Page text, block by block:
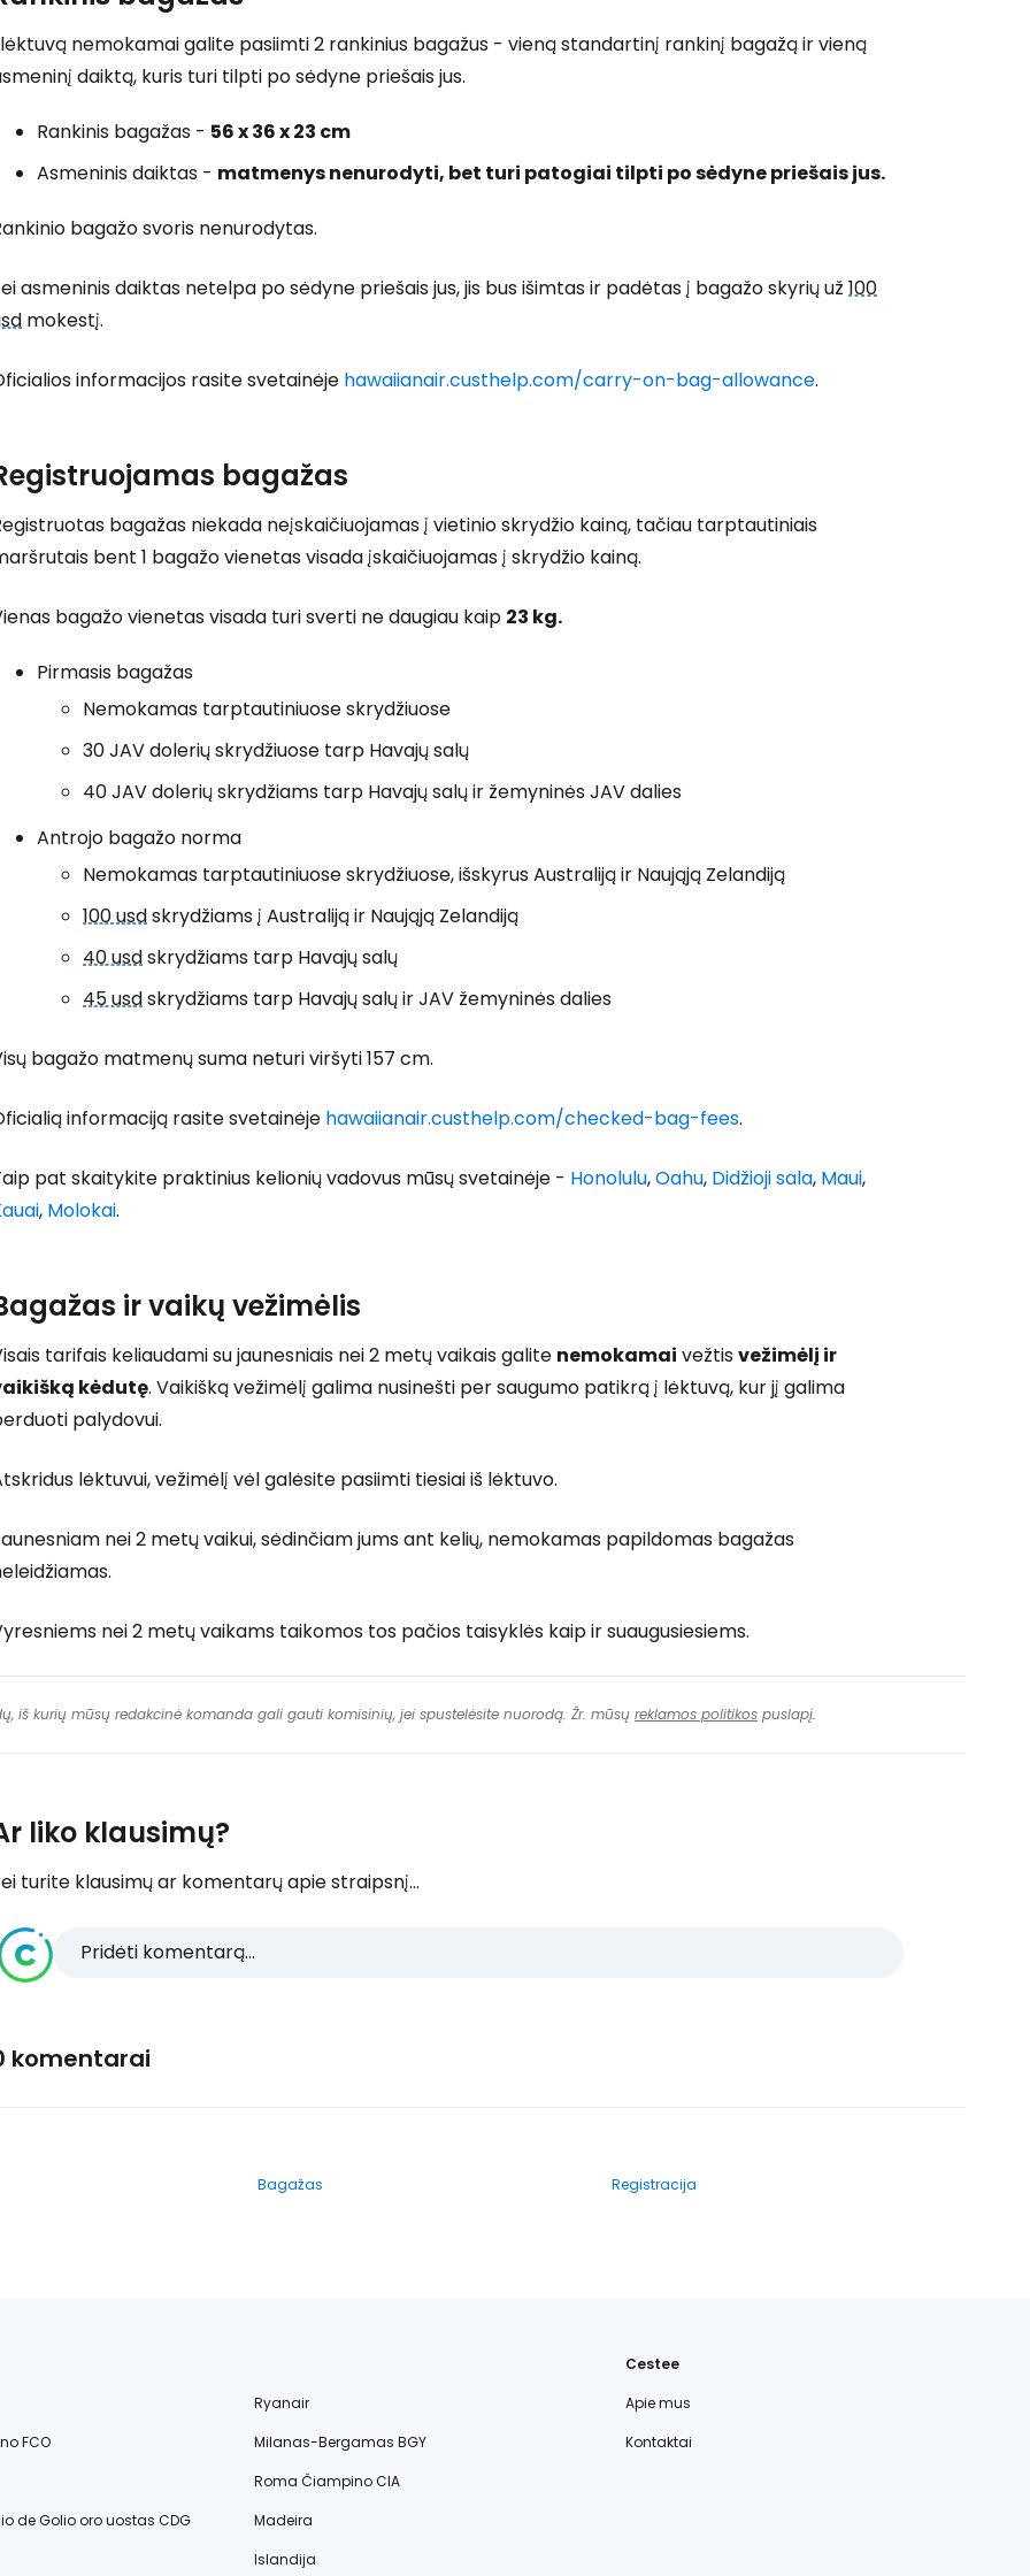
nemokamai galite pasiimti 2 rankinius bagažus - vieną standartinį rankinį bagažą ir vieną
daiktą, kuris turi tilpti po sėdyne priešais jus.
Rankinis bagažas - 56 x 36 x 23 cm
Asmeninis daiktas - matmenys nenurodyti, bet turi patogiai tilpti po sėdyne priešais jus.
bagažo svoris nenurodytas.
asmeninis daiktas netelpa po sėdyne priešais jus, jis bus išimtas ir padėtas į bagažo skyrių už 100
mokestį.
informacijos rasite svetainėje hawaiianair.custhelp.com/carry-on-bag-allowance.
bagažas
bagažas niekada neįskaičiuojamas į vietinio skrydžio kainą, tačiau tarptautiniais
bent 1 bagažo vienetas visada įskaičiuojamas į skrydžio kainą.
bagažo vienetas visada turi sverti ne daugiau kaip 23 kg.
Pirmasis bagažas
Nemokamas tarptautiniuose skrydžiuose
30 JAV dolerių skrydžiuose tarp Havajų salų
40 JAV dolerių skrydžiams tarp Havajų salų ir žemyninės JAV dalies
Antrojo bagažo norma
Nemokamas tarptautiniuose skrydžiuose, išskyrus Australiją ir Naująją Zelandiją
100 usdskrydžiams į Australiją ir Naująją Zelandiją
40 usdskrydžiams tarp Havajų salų
45 usdskrydžiams tarp Havajų salų ir JAV žemyninės dalies
bagažo matmenų suma neturi viršyti 157 cm.
informaciją rasite svetainėje hawaiianair.custhelp.com/checked-bag-fees.
pat skaitykite praktinius kelionių vadovus mūsų svetainėje - Honolulu,Oahu, Didžioji sala, Maui,
, Molokai.
ir vaikų vežimėlis
tarifais keliaudami su jaunesniais nei 2 metų vaikais galite nemokamai vežtisvežimėlį ir
kėdutę. Vaikišką vežimėlį galima nusinešti per saugumo patikrą į lėktuvą, kur jį galima
palydovui.
lėktuvui, vežimėlį vėl galėsite pasiimti tiesiai iš lėktuvo.
nei 2 metų vaikui, sėdinčiam jums ant kelių, nemokamas papildomas bagažas
nei 2 metų vaikams taikomos tos pačios taisyklės kaip ir suaugusiesiems.
iš kurių mūsų redakcinė komanda gali gauti komisinių, jei spustelėsite nuorodą. Žr. mūsų reklamos politikos puslapį.
liko klausimų?
turite klausimų ar komentarų apie straipsnį...
Pridėti komentarą...
komentarai
Bagažas
Registracija
Ryanair
FCO
Milanas-Bergamas BGY
Roma Čiampino CIA
de Golio oro uostas CDG
Madeira
Islandija
Cestee
Apie mus
Kontaktai
Prisijunkite prie Cestee
... pasaulinė kelionių bendruomenė
Tęsti el. paštu